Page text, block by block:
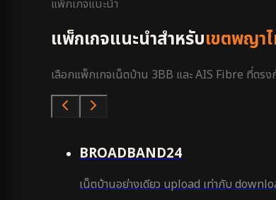
แพ็กเกจแนะนำ
แพ็กเกจแนะนำสำหรับเขตพญา
เลือกแพ็กเกจเน็ตบ้าน 3BB และ AIS Fibre ที่ต
BROADBAND24
เน็ตบ้านอย่างเดียว upload เท่ากับ